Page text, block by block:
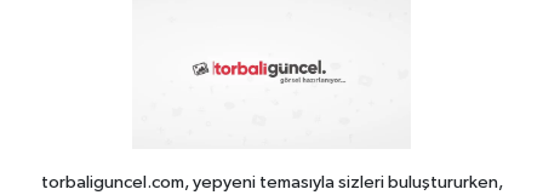
torbaliguncel.com, yepyeni temasıyla sizleri buluştururken,